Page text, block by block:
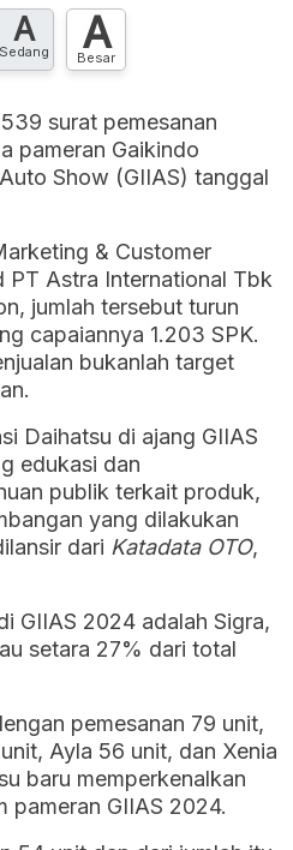
»
A
Sedang A
Besar
surat pemesanan
pameran Gaikindo
Show (GIIAS) tanggal
& Customer
PT Astra International Tbk
jumlah tersebut turun
capaiannya 1.203 SPK.
bukanlah target
Daihatsu di ajang GIIAS
edukasi dan
publik terkait produk,
yang dilakukan
dari Katadata OTO,
GIIAS 2024 adalah Sigra,
setara 27% dari total
pemesanan 79 unit,
Ayla 56 unit, dan Xenia
baru memperkenalkan
pameran GIIAS 2024.